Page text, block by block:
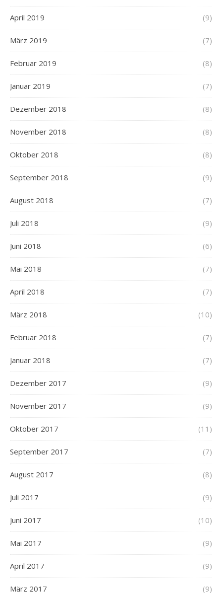
April 2019 (9)
März 2019 (7)
Februar 2019 (8)
Januar 2019 (7)
Dezember 2018 (8)
November 2018 (8)
Oktober 2018 (8)
September 2018 (9)
August 2018 (7)
Juli 2018 (9)
Juni 2018 (6)
Mai 2018 (7)
April 2018 (7)
März 2018 (10)
Februar 2018 (7)
Januar 2018 (7)
Dezember 2017 (9)
November 2017 (9)
Oktober 2017 (11)
September 2017 (7)
August 2017 (8)
Juli 2017 (9)
Juni 2017 (10)
Mai 2017 (9)
April 2017 (9)
März 2017 (9)